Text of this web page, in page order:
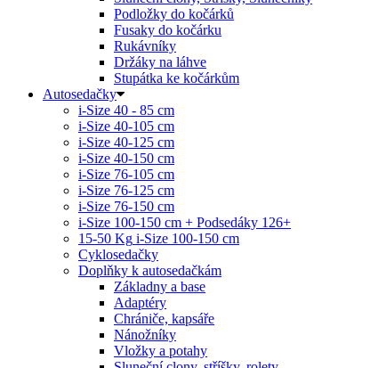
Podložky do kočárků
Fusaky do kočárku
Rukávníky
Držáky na láhve
Stupátka ke kočárkům
Autosedačky
i-Size 40 - 85 cm
i-Size 40-105 cm
i-Size 40-125 cm
i-Size 40-150 cm
i-Size 76-105 cm
i-Size 76-125 cm
i-Size 76-150 cm
i-Size 100-150 cm + Podsedáky 126+
15-50 Kg i-Size 100-150 cm
Cyklosedačky
Doplňky k autosedačkám
Základny a base
Adaptéry
Chrániče, kapsáře
Nánožníky
Vložky a potahy